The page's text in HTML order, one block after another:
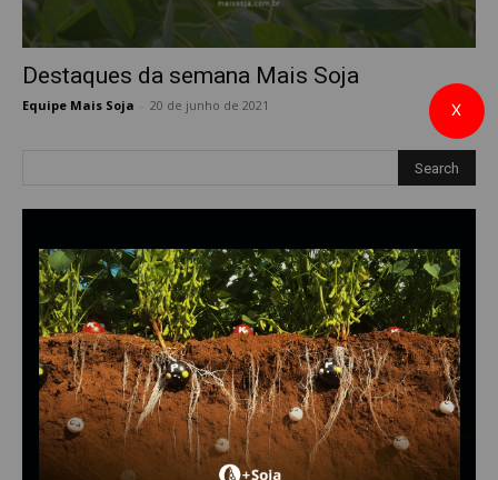
Destaques da semana Mais Soja
Equipe Mais Soja 20 de junho de 2021 X